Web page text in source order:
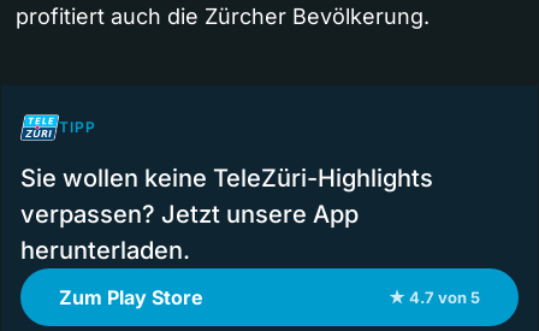
profitiert auch die Zürcher Bevölkerung.
TIPP
Sie wollen keine TeleZüri-Highlights
verpassen? Jetzt unsere App
herunterladen.
Zum Play Store ★ 4.7 von 5